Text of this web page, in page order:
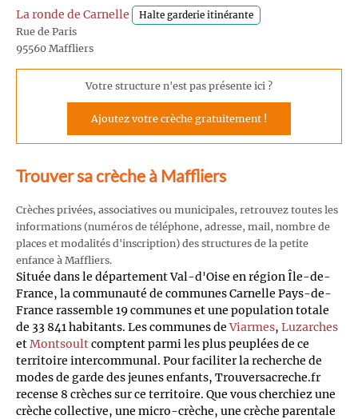
La ronde de Carnelle Halte garderie itinérante
Rue de Paris
95560 Maffliers
Votre structure n'est pas présente ici ?
Ajoutez votre crèche gratuitement !
Trouver sa crèche à Maffliers
Crèches privées, associatives ou municipales, retrouvez toutes les
informations (numéros de téléphone, adresse, mail, nombre de
places et modalités d'inscription) des structures de la petite
enfance à Maffliers.
Située dans le département Val-d'Oise en région Île-de-
France, la communauté de communes Carnelle Pays-de-
France rassemble 19 communes et une population totale
de 33 841 habitants. Les communes deViarmes, Luzarches
etMontsoultcomptent parmi les plus peuplées de ce
territoire intercommunal. Pour faciliter la recherche de
modes de garde des jeunes enfants, Trouversacreche.fr
recense 8 crèches sur ce territoire. Que vous cherchiez une
crèche collective, une micro-crèche, une crèche parentale